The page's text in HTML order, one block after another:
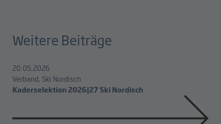
Weitere Beiträge
20.05.2026
Verband, Ski Nordisch
Kaderselektion 2026|27 Ski Nordisch